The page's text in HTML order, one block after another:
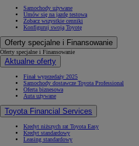
Samochody używane
Umów się na jazdę testową
Zobacz wszystkie cenniki
Konfiguruj swoją Toyotę
Oferty specjalne i Finansowanie
Oferty specjalne i Finansowanie
Aktualne oferty
Finał wyprzedaży 2025
Samochody dostawcze Toyota Professional
Oferta biznesowa
Auta używane
Toyota Financial Services
Kredyt niższych rat Toyota Easy
Kredyt standardowy
Leasing standardowy